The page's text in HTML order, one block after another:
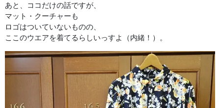
あと、ココだけの話ですが、
マット・クーチャーも
ロゴはついていないものの、
ここのウエアを着てるらしいっすよ（内緒！）。